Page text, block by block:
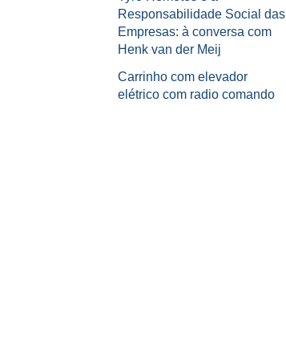
Responsabilidade Social das
Empresas: à conversa com
Henk van der Meij
Carrinho com elevador
elétrico com radio comando